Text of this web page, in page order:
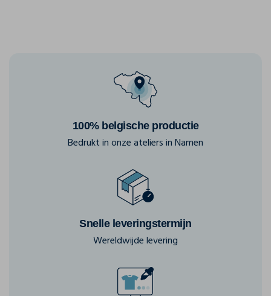
100% belgische productie
Bedrukt in onze ateliers in Namen
Snelle leveringstermijn
Wereldwijde levering